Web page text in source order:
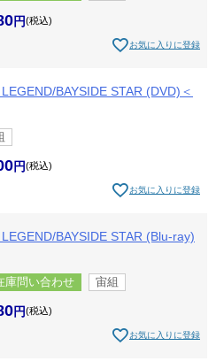
税込
お気に入りに登録
BAYSIDE STAR (DVD)＜
税込
お気に入りに登録
BAYSIDE STAR (Blu-ray)
庫問い合わせ 宙組
税込
お気に入りに登録